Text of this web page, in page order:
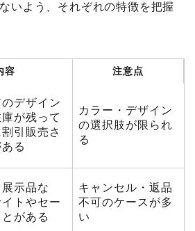
いよう、それぞれの特徴を把握
容 注意点
デザイン
が残って
引販売さ
る
カラー・デザイン
の選択肢が限られ
る
示品な
トやセー
がある
キャンセル・返品
不可のケースが多
い